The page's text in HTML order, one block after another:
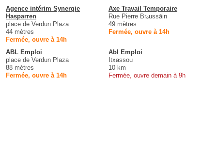
Agence intérim Synergie
Hasparren
place de Verdun Plaza
44 mètres
Fermée, ouvre à 14h
Axe Travail Temporaire
Rue Pierre Brₒussāin
49 mètres
Fermée, ouvre à 14h
ABL Emploi
place de Verdun Plaza
88 mètres
Fermée, ouvre à 14h
Abl Emploi
Itxassou
10 km
Fermée, ouvre demain à 9h